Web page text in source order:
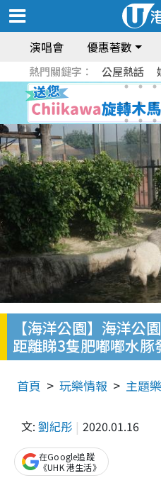
演唱會 優惠著數
熱門關鍵字： 公屋熱話
【海洋公園】海洋公
距離睇3隻肥嘟嘟水
首頁 玩樂情報 主題
文: 劉紀彤 2020.01.16
在Google追蹤
《UHK 港生活》